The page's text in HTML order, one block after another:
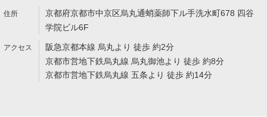
京都府京都市中京区烏丸通蛸薬師下ル手洗水町678 四谷
学院ビル6F
阪急京都本線 烏丸より 徒歩 約2分
京都市営地下鉄烏丸線 烏丸御池より 徒歩 約8分
京都市営地下鉄烏丸線 五条より 徒歩 約14分